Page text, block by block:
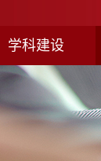
学科建设